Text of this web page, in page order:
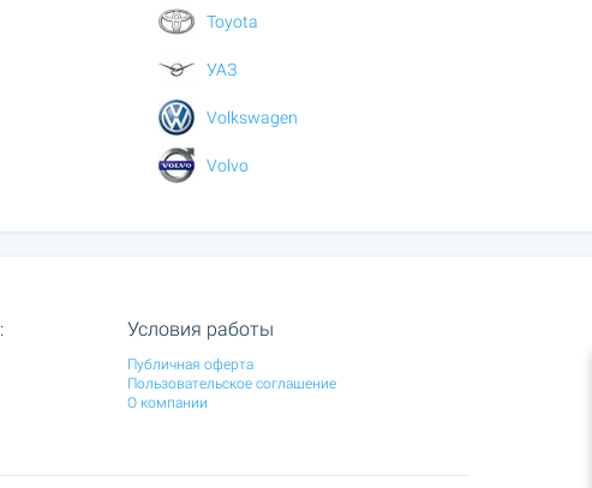
Toyota
УАЗ
Volkswagen
Volvo
Условия работы
Публичная оферта
Пользовательское соглашение
О компании